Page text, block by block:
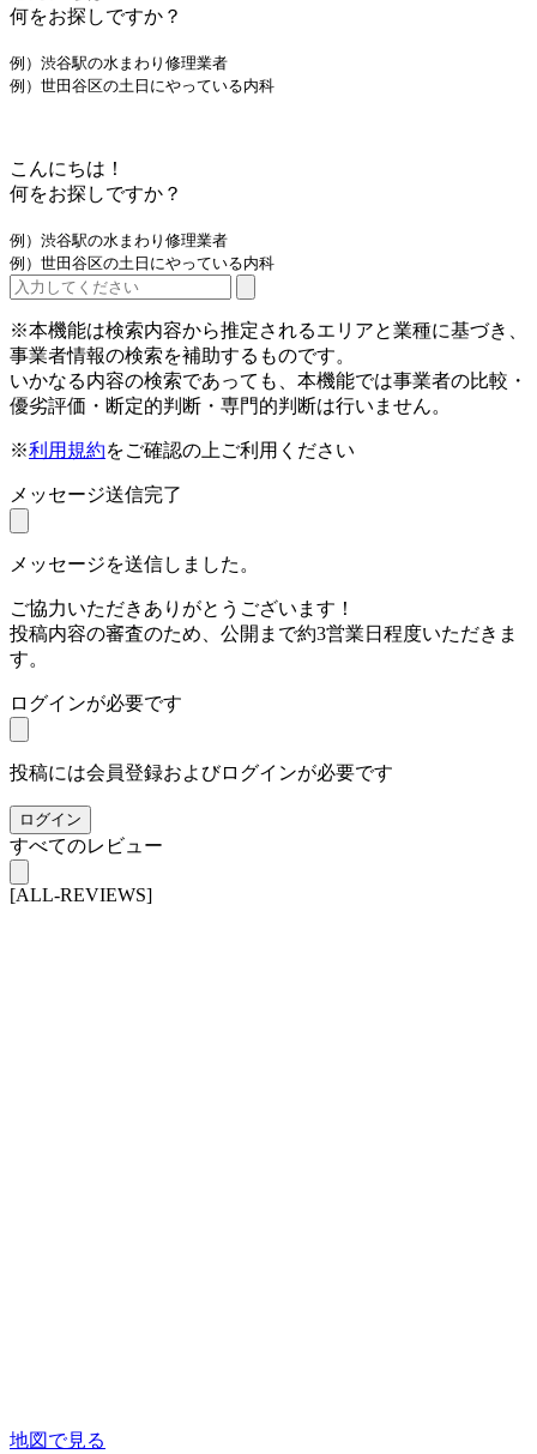
何をお探しですか？
例）渋谷駅の水まわり修理業者
例）世田谷区の土日にやっている内科
こんにちは！
何をお探しですか？
例）渋谷駅の水まわり修理業者
例）世田谷区の土日にやっている内科
※本機能は検索内容から推定されるエリアと業種に基づき、
事業者情報の検索を補助するものです。
いかなる内容の検索であっても、本機能では事業者の比較・
優劣評価・断定的判断・専門的判断は行いません。
※利用規約をご確認の上ご利用ください
メッセージ送信完了
メッセージを送信しました。
ご協力いただきありがとうございます！
投稿内容の審査のため、公開まで約3営業日程度いただきま
す。
ログインが必要です
投稿には会員登録およびログインが必要です
ログイン
すべてのレビュー
[ALL-REVIEWS]
地図で見る